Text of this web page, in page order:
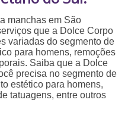
manchas em São
que a Dolce Corpo
variadas do segmento de
para homens, remoções
Saiba que a Dolce
precisa no segmento de
estético para homens,
tatuagens, entre outros